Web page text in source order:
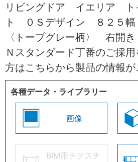
リビングドア イエリア
ト ０Ｓデザイン ８２５
〈トープグレー柄〉 右
Ｎスタンダード丁番のご採
方はこちらから製品の情報
各種データ・ライブラリー
画像
BIM用テクスチ